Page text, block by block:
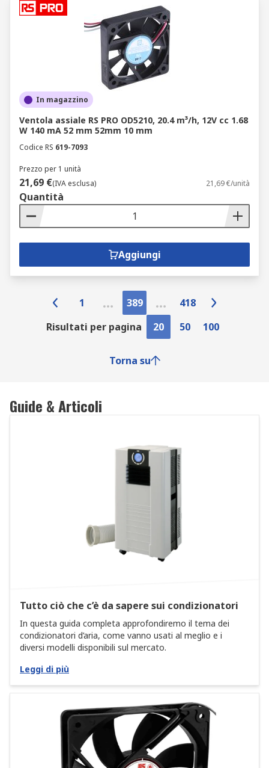
In magazzino
Ventola assiale RS PRO OD5210, 20.4 m³/h, 12V cc 1.68
W 140 mA 52 mm 52mm 10 mm
Codice RS 619-7093
Prezzo per 1 unità
21,69 €(IVA esclusa) 21,69 €/unità
Quantità
Aggiungi
1 389
418
Risultati per pagina
20 50 100
Torna su
Guide & Articoli
Tutto ciò che c’è da sapere sui condizionatori
In questa guida completa approfondiremo il tema dei
condizionatori d’aria, come vanno usati al meglio e i
diversi modelli disponibili sul mercato.
Leggi di più